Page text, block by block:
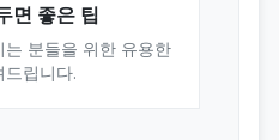
면 좋은 팁
분들을 위한 유용한
립니다.